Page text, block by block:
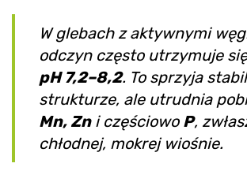
W glebach z aktywnymi
odczyn często utrzymuje
pH 7,2–8,2. To sprzyja
strukturze, ale utrudnia
Mn, Zni częściowo P,
chłodnej, mokrej wiośnie.